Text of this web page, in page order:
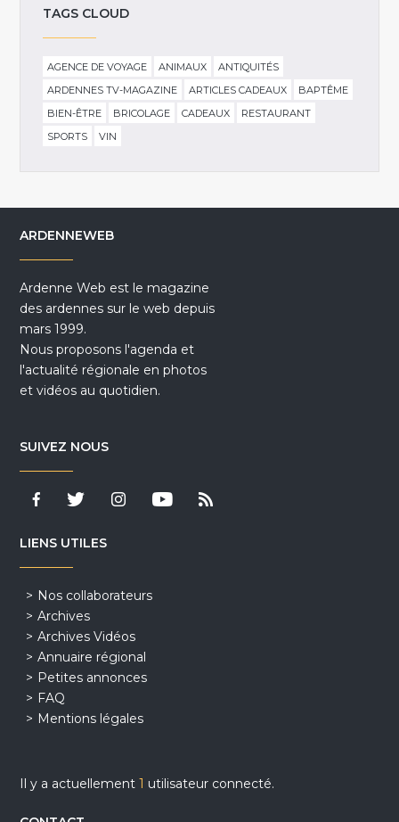
TAGS CLOUD
AGENCE DE VOYAGE ANIMAUX
ANTIQUITÉS
ARDENNES TV-MAGAZINE
ARTICLES CADEAUX
BAPTÊME
BIEN-ÊTRE
BRICOLAGE CADEAUX
RESTAURANT
SPORTS
VIN
ARDENNEWEB
Ardenne Web est le magazine
des ardennes sur le web depuis
mars 1999.
Nous proposons l'agenda et
l'actualité régionale en photos
et vidéos au quotidien.
SUIVEZ NOUS
LIENS UTILES
Nos collaborateurs
Archives
Archives Vidéos
Annuaire régional
Petites annonces
FAQ
Mentions légales
Il y a actuellement1 utilisateur connecté.